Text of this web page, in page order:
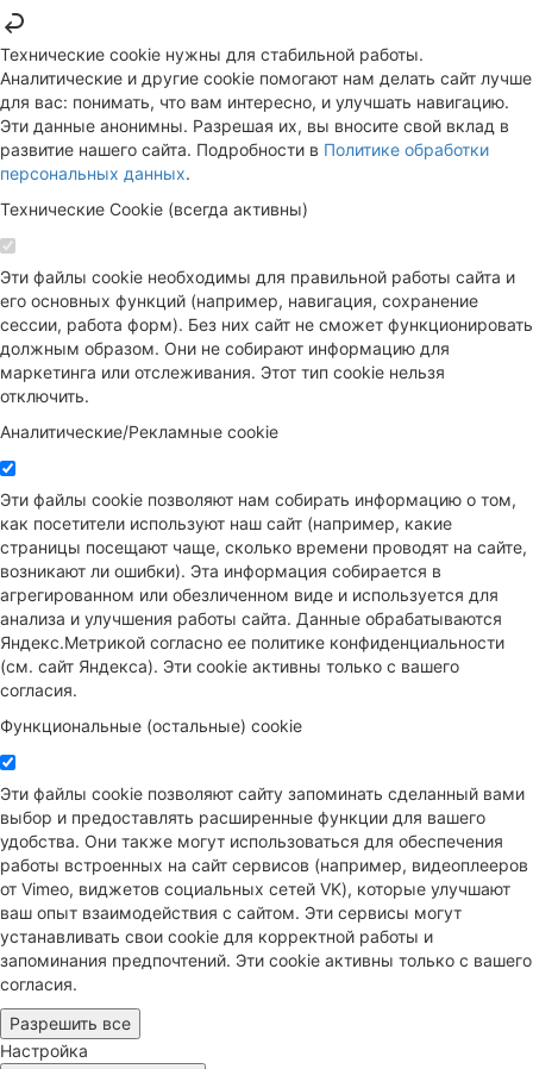
Технические cookie нужны для стабильной работы.
Аналитические и другие cookie помогают нам делать сайт лучше
для вас: понимать, что вам интересно, и улучшать навигацию.
Эти данные анонимны. Разрешая их, вы вносите свой вклад в
развитие нашего сайта. Подробности в Политике обработки
персональных данных.
Технические Cookie (всегда активны)
Эти файлы cookie необходимы для правильной работы сайта и
его основных функций (например, навигация, сохранение
сессии, работа форм). Без них сайт не сможет функционировать
должным образом. Они не собирают информацию для
маркетинга или отслеживания. Этот тип cookie нельзя
отключить.
Аналитические/Рекламные cookie
Эти файлы cookie позволяют нам собирать информацию о том,
как посетители используют наш сайт (например, какие
страницы посещают чаще, сколько времени проводят на сайте,
возникают ли ошибки). Эта информация собирается в
агрегированном или обезличенном виде и используется для
анализа и улучшения работы сайта. Данные обрабатываются
Яндекс.Метрикой согласно ее политике конфиденциальности
(см. сайт Яндекса). Эти cookie активны только с вашего
согласия.
Функциональные (остальные) cookie
Эти файлы cookie позволяют сайту запоминать сделанный вами
выбор и предоставлять расширенные функции для вашего
удобства. Они также могут использоваться для обеспечения
работы встроенных на сайт сервисов (например, видеоплееров
от Vimeo, виджетов социальных сетей VK), которые улучшают
ваш опыт взаимодействия с сайтом. Эти сервисы могут
устанавливать свои cookie для корректной работы и
запоминания предпочтений. Эти cookie активны только с вашего
согласия.
Разрешить все
Настройка